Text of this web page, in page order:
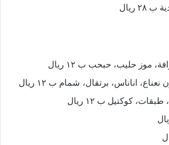
ريال
موز حليب، حبحب ب ١٢ ريال
اناناس، برتقال، شمام ب ١٢ ريال
كوكتيل ب ١٢ ريال